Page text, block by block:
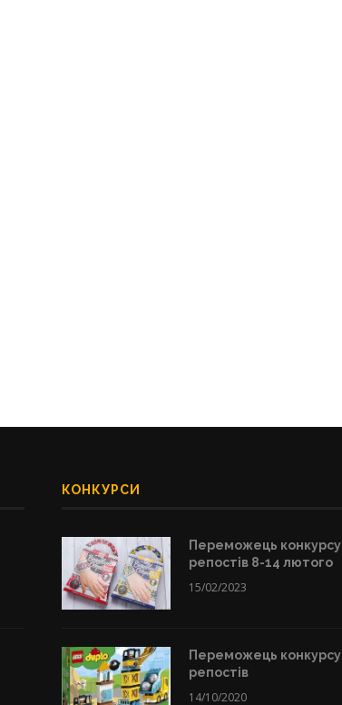
КОНКУРСИ
Переможець конкурсу
репостів 8-14 лютого
15/02/2023
Переможець конкурсу
репостів
14/10/2020